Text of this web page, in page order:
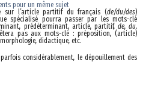
pour un même sujet
sur l’article partitif du français (de/du/des)
spécialisé pourra passer par les mots-clé
prédéterminant, article, partitif, de, du.
pas aux mots-clé : préposition, (article)
didactique, etc.
considérablement, le dépouillement des